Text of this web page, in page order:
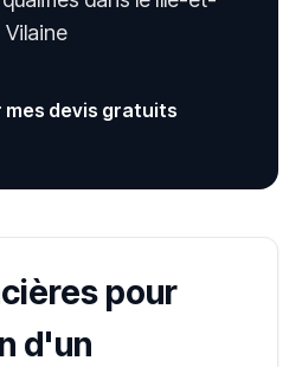
Vilaine
mes devis gratuits
pour
d'un